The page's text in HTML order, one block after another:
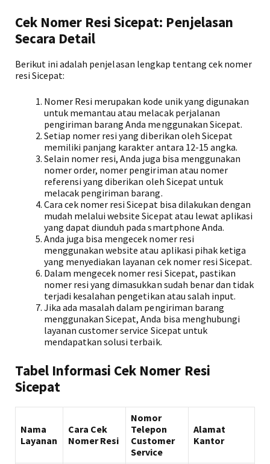
Cek Nomer Resi Sicepat: Penjelasan
Secara Detail
Berikut ini adalah penjelasan lengkap tentang cek nomer
resi Sicepat:
Nomer Resi merupakan kode unik yang digunakan
untuk memantau atau melacak perjalanan
pengiriman barang Anda menggunakan Sicepat.
Setiap nomer resi yang diberikan oleh Sicepat
memiliki panjang karakter antara 12-15 angka.
Selain nomer resi, Anda juga bisa menggunakan
nomer order, nomer pengiriman atau nomer
referensi yang diberikan oleh Sicepat untuk
melacak pengiriman barang.
Cara cek nomer resi Sicepat bisa dilakukan dengan
mudah melalui website Sicepat atau lewat aplikasi
yang dapat diunduh pada smartphone Anda.
Anda juga bisa mengecek nomer resi
menggunakan website atau aplikasi pihak ketiga
yang menyediakan layanan cek nomer resi Sicepat.
Dalam mengecek nomer resi Sicepat, pastikan
nomer resi yang dimasukkan sudah benar dan tidak
terjadi kesalahan pengetikan atau salah input.
Jika ada masalah dalam pengiriman barang
menggunakan Sicepat, Anda bisa menghubungi
layanan customer service Sicepat untuk
mendapatkan solusi terbaik.
Tabel Informasi Cek Nomer Resi
Sicepat
Nama
Layanan
Cara Cek
Nomer Resi
Nomor
Telepon
Customer
Service
Alamat
Kantor